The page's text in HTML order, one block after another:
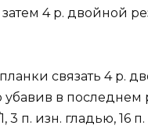
4 р. двойной
связать 4 р.
в последнем
п. изн. гладью, 16